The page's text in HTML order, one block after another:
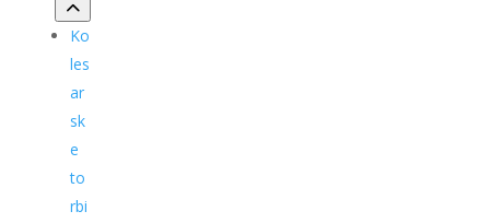
Ko
les
ar
sk
e
to
rbi